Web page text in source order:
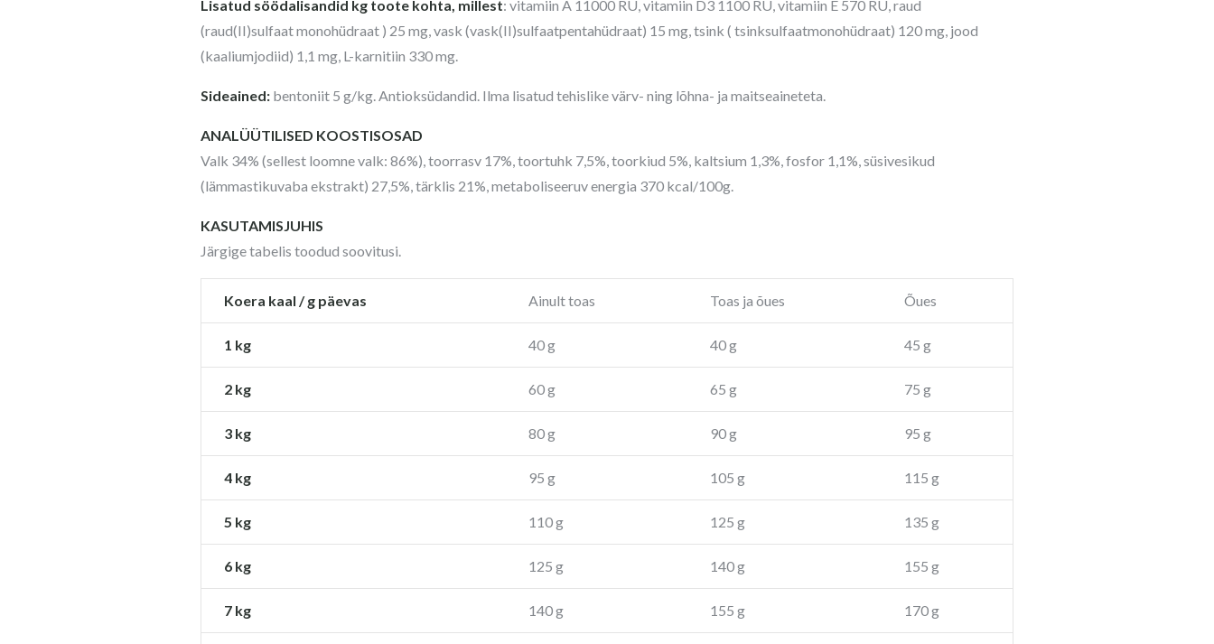
Lisatud söödalisandid kg toote kohta, millest: vitamiin A 11000 RÜ, vitamiin D3 1100 RÜ, vitamiin E 570 RÜ, raud
(raud(II)sulfaat monohüdraat ) 25 mg, vask (vask(II)sulfaatpentahüdraat) 15 mg, tsink ( tsinksulfaatmonohüdraat) 120 mg, jood
(kaaliumjodiid) 1,1 mg, L-karnitiin 330 mg.
Sideained: bentoniit 5 g/kg. Antioksüdandid. Ilma lisatud tehislike värv- ning lõhna- ja maitseaineteta.
ANALÜÜTILISED KOOSTISOSAD
Valk 34% (sellest loomne valk: 86%), toorrasv 17%, toortuhk 7,5%, toorkiud 5%, kaltsium 1,3%, fosfor 1,1%, süsivesikud
(lämmastikuvaba ekstrakt) 27,5%, tärklis 21%, metaboliseeruv energia 370 kcal/100g.
KASUTAMISJUHIS
Järgige tabelis toodud soovitusi.
Koera kaal / g päevas Ainult toas Toas ja õues Õues
1 kg 40 g 40 g 45 g
2 kg 60 g 65 g 75 g
3 kg 80 g 90 g 95 g
4 kg 95 g 105 g 115 g
5 kg 110 g 125 g 135 g
6 kg 125 g 140 g 155 g
7 kg 140 g 155 g 170 g